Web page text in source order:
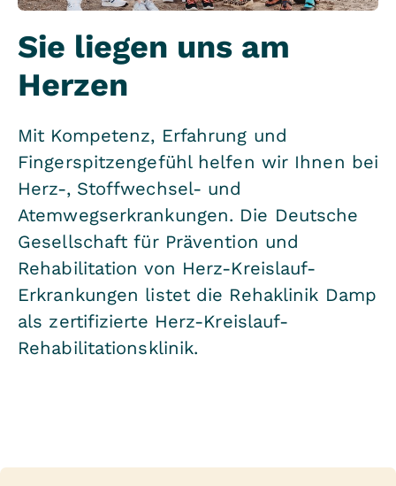
Sie liegen uns am
Herzen
Mit Kompetenz, Erfahrung und
Fingerspitzengefühl helfen wir Ihnen bei
Herz-, Stoffwechsel- und
Atemwegserkrankungen. Die Deutsche
Gesellschaft für Prävention und
Rehabilitation von Herz-Kreislauf-
Erkrankungen listet die Rehaklinik Damp
als zertifizierte Herz-Kreislauf-
Rehabilitationsklinik.